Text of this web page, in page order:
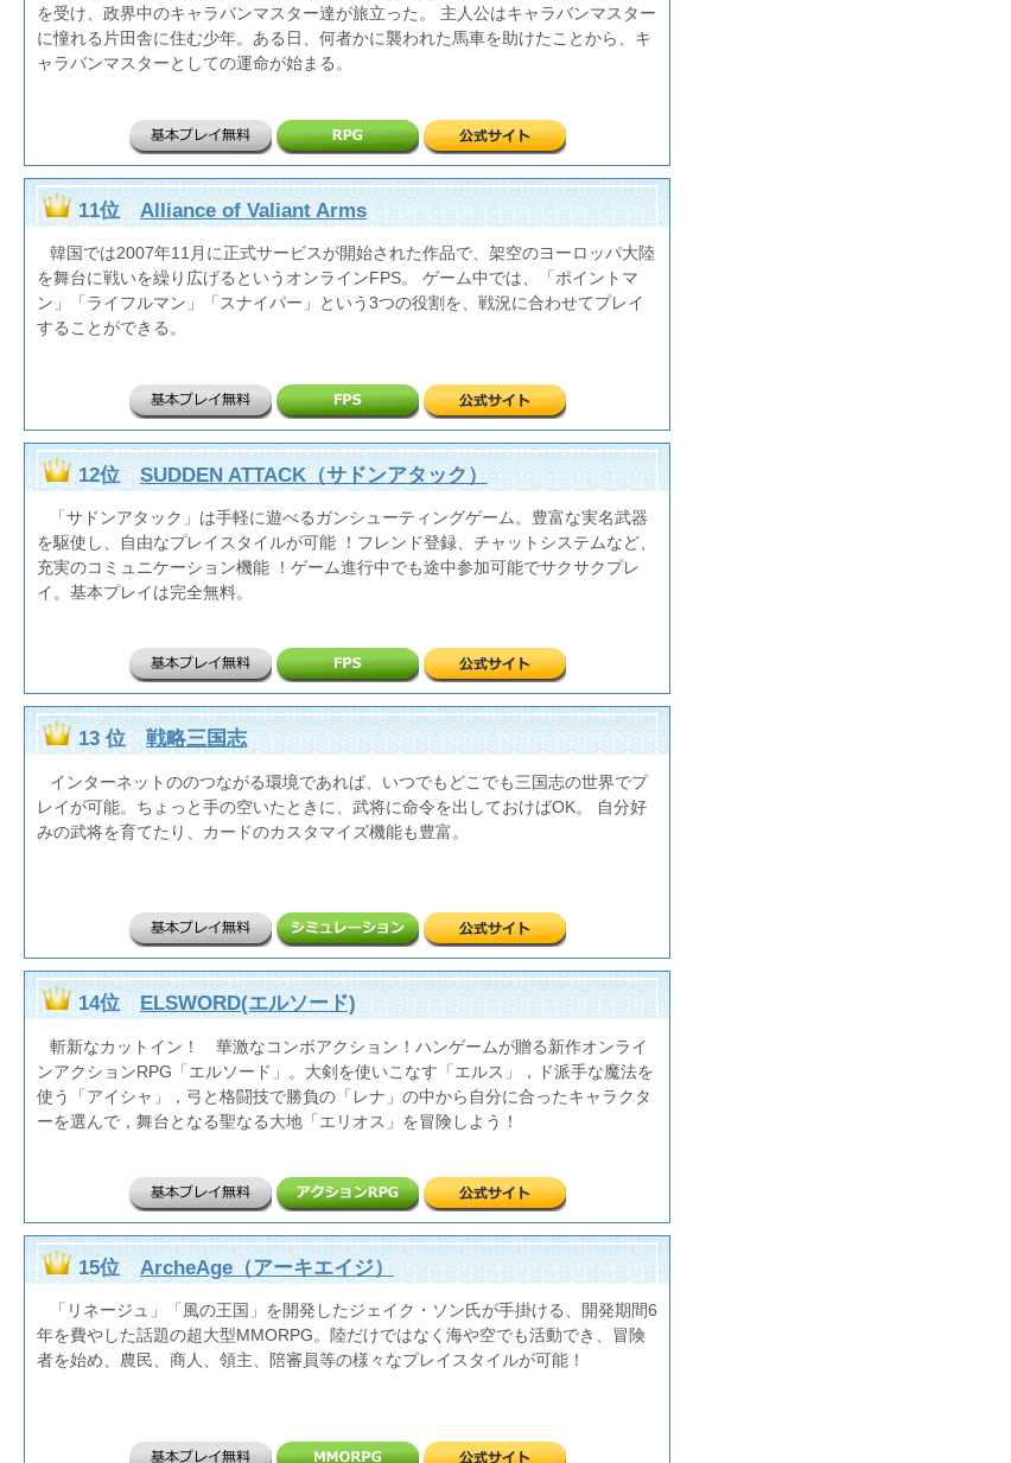
を受け、政界中のキャラバンマスター達が旅立った。 主人公はキャラバンマスター
に憧れる片田舎に住む少年。ある日、何者かに襲われた馬車を助けたことから、キ
ャラバンマスターとしての運命が始まる。
11位Alliance of Valiant Arms
韓国では2007年11月に正式サービスが開始された作品で、架空のヨーロッパ大陸
を舞台に戦いを繰り広げるというオンラインFPS。 ゲーム中では、「ポイントマ
ン」「ライフルマン」「スナイパー」という3つの役割を、戦況に合わせてプレイ
することができる。
12位SUDDEN ATTACK（サドンアタック）
「サドンアタック」は手軽に遊べるガンシューティングゲーム。豊富な実名武器
を駆使し、自由なプレイスタイルが可能 ！フレンド登録、チャットシステムなど、
充実のコミュニケーション機能 ！ゲーム進行中でも途中参加可能でサクサクプレ
イ。基本プレイは完全無料。
13 位 戦略三国志
インターネットののつながる環境であれば、いつでもどこでも三国志の世界でプ
レイが可能。ちょっと手の空いたときに、武将に命令を出しておけばOK。 自分好
みの武将を育てたり、カードのカスタマイズ機能も豊富。
14位ELSWORD(エルソード)
斬新なカットイン！ 華激なコンボアクション！ハンゲームが贈る新作オンライ
ンアクションRPG「エルソード」。大剣を使いこなす「エルス」，ド派手な魔法を
使う「アイシャ」，弓と格闘技で勝負の「レナ」の中から自分に合ったキャラクタ
ーを選んで，舞台となる聖なる大地「エリオス」を冒険しよう！
15位ArcheAge（アーキエイジ）
「リネージュ」「風の王国」を開発したジェイク・ソン氏が手掛ける、開発期間6
年を費やした話題の超大型MMORPG。陸だけではなく海や空でも活動でき、冒険
者を始め、農民、商人、領主、陪審員等の様々なプレイスタイルが可能！